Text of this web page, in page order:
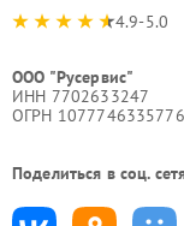
4.9-5.0
ООО "Русервис"
ИНН 7702633247
ОГРН 1077746335776
Поделиться в соц.